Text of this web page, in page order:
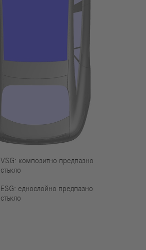
VSG: композитно предпазно
стъкло
ESG: еднослойно предпазно
стъкло